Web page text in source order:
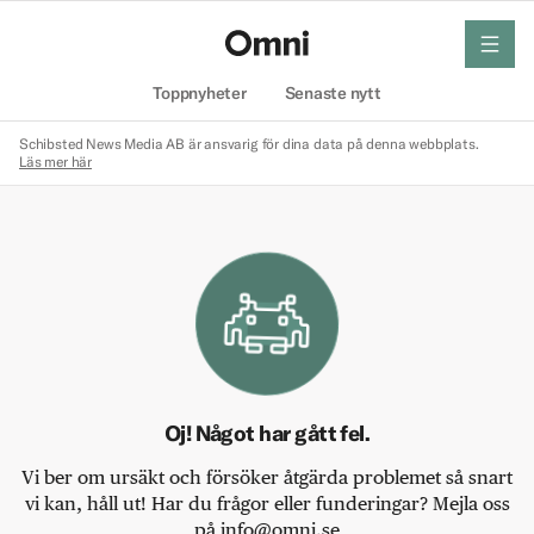
Toppnyheter Senaste nytt
meny
Schibsted News Media AB är ansvarig för dina data på denna webbplats.
Läs mer här
Oj! Något har gått fel.
Vi ber om ursäkt och försöker åtgärda problemet så snart
vi kan, håll ut! Har du frågor eller funderingar? Mejla oss